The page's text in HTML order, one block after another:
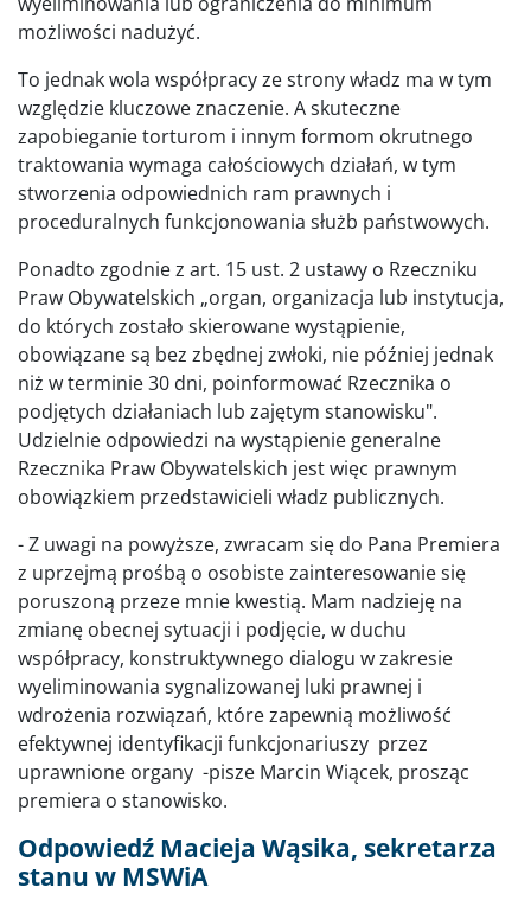
możliwości nadużyć.
To jednak wola współpracy ze strony władz ma w tym
względzie kluczowe znaczenie. A skuteczne
zapobieganie torturom i innym formom okrutnego
traktowania wymaga całościowych działań, w tym
stworzenia odpowiednich ram prawnych i
proceduralnych funkcjonowania służb państwowych.
Ponadto zgodnie z art. 15 ust. 2 ustawy o Rzeczniku
Praw Obywatelskich „organ, organizacja lub instytucja,
do których zostało skierowane wystąpienie,
obowiązane są bez zbędnej zwłoki, nie później jednak
niż w terminie 30 dni, poinformować Rzecznika o
podjętych działaniach lub zajętym stanowisku".
Udzielnie odpowiedzi na wystąpienie generalne
Rzecznika Praw Obywatelskich jest więc prawnym
obowiązkiem przedstawicieli władz publicznych.
- Z uwagi na powyższe, zwracam się do Pana Premiera
z uprzejmą prośbą o osobiste zainteresowanie się
poruszoną przeze mnie kwestią. Mam nadzieję na
zmianę obecnej sytuacji i podjęcie, w duchu
współpracy, konstruktywnego dialogu w zakresie
wyeliminowania sygnalizowanej luki prawnej i
wdrożenia rozwiązań, które zapewnią możliwość
efektywnej identyfikacji funkcjonariuszy przez
uprawnione organy -pisze Marcin Wiącek, prosząc
premiera o stanowisko.
Odpowiedź Macieja Wąsika, sekretarza
stanu w MSWiA